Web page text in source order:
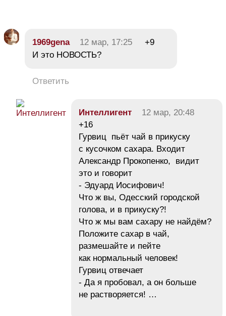
1969gena 12 мар, 17:25
+9
И это НОВОСТЬ?
Ответить
Интеллигент
12 мар, 20:48
+16
Гурвиц пьёт чай в прикуску
с кусочком сахара. Входит
Александр Прокопенко, видит
это и говорит
- Эдуард Иосифович!
Что ж вы, Одесский городской
голова, и в прикуску?!
Что ж мы вам сахару не найдём?
Положите сахар в чай,
размешайте и пейте
как нормальный человек!
Гурвиц отвечает
- Да я пробовал, а он больше
не растворяется! …